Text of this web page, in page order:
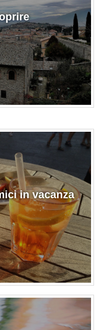
in vacanza